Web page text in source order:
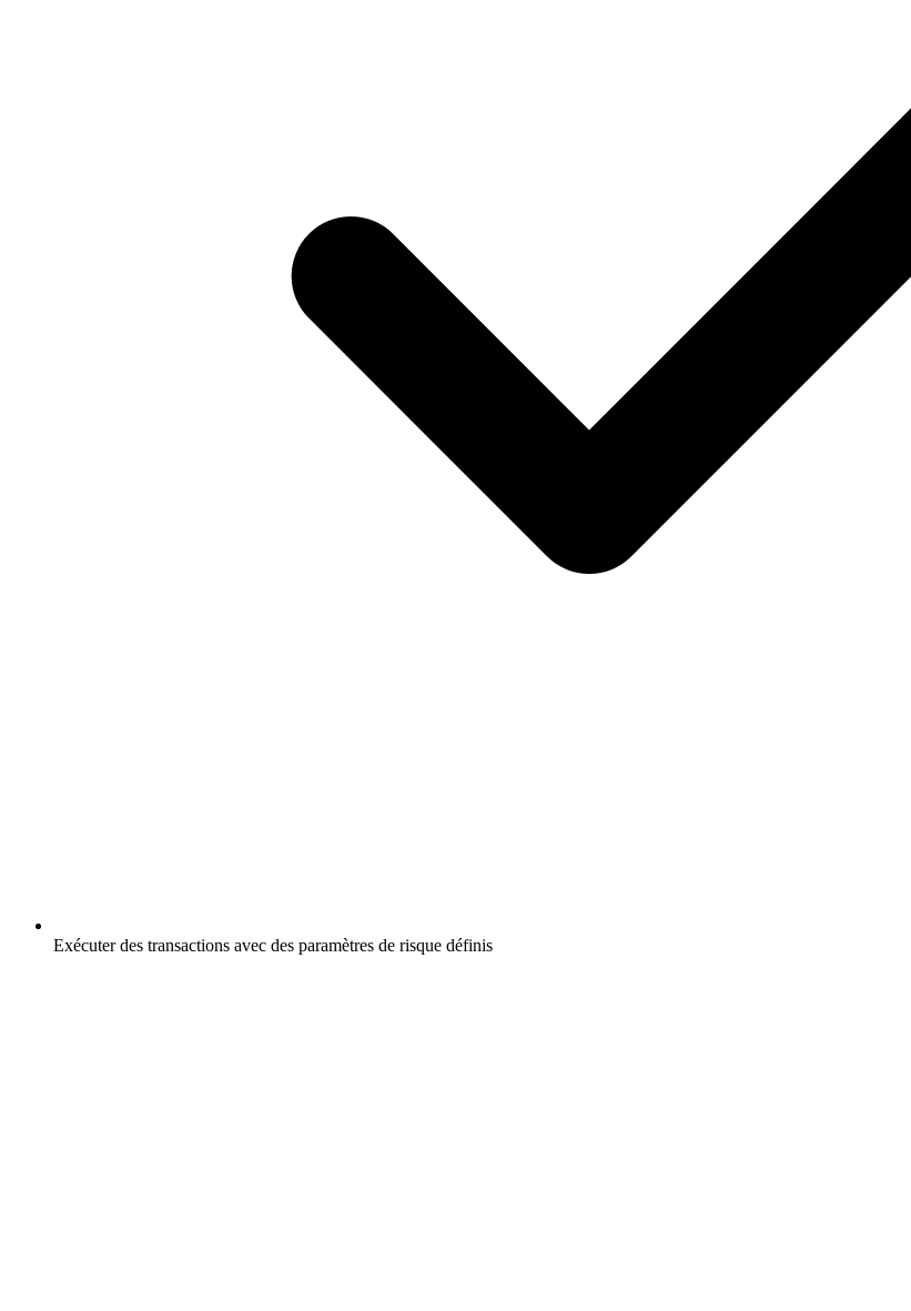
Exécuter des transactions avec des paramètres de risque définis